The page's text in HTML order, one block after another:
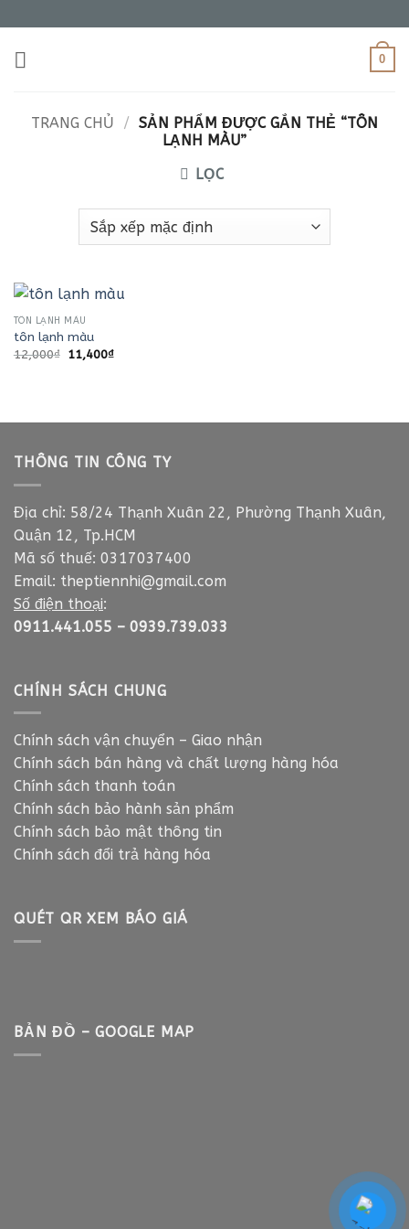
qua
nội
0
TRANG CHỦ / SẢN PHẨM ĐƯỢC GẮN THẺ “TÔN
LẠNH MÀU”
LỌC
TÔN LẠNH MÀU
tôn lạnh màu
12,000₫ Giá
gốc
11,400₫Giá
THÔNG TIN CÔNG TY
Địa chỉ: 58/24 Thạnh Xuân 22, Phường Thạnh Xuân,
Quận 12, Tp.HCM
Mã số thuế: 0317037400
Email: theptiennhi@gmail.com
Số điện thoại:
0911.441.055 – 0939.739.033
CHÍNH SÁCH CHUNG
Chính sách vận chuyển – Giao nhận
Chính sách bán hàng và chất lượng hàng hóa
Chính sách thanh toán
Chính sách bảo hành sản phẩm
Chính sách bảo mật thông tin
Chính sách đổi trả hàng hóa
QUÉT QR XEM BÁO GIÁ
BẢN ĐỒ – GOOGLE MAP